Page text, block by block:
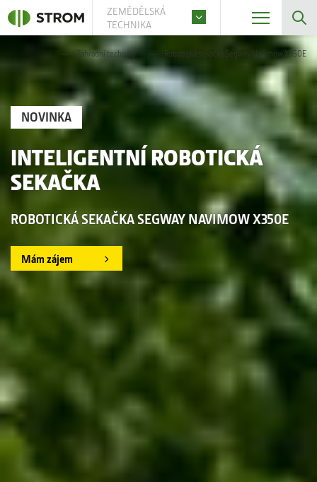
ZEMĚDĚLSKÁ
TECHNIKA
Zahradní technika Robotická sekačka Segway Navimow X350E
NOVINKA
INTELIGENTNÍ ROBOTICKÁ
SEKAČKA
ROBOTICKÁ SEKAČKA SEGWAY NAVIMOW X350E
Mám zájem